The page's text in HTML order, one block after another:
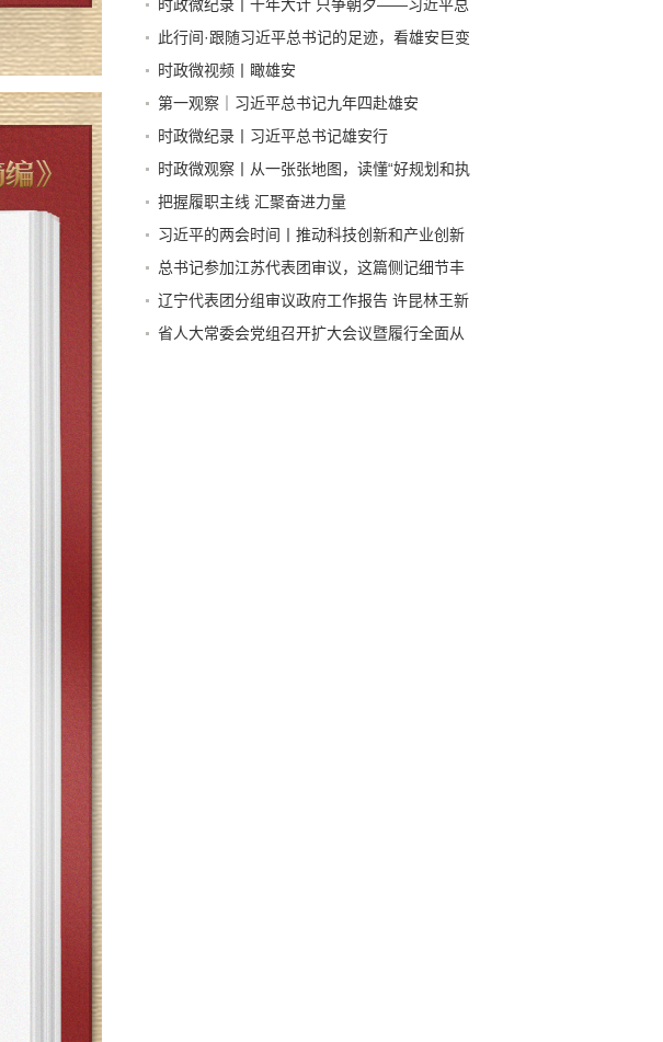
时政微纪录丨千年大计 只争朝夕——习近平总
书记赴河北雄安新区考察纪实
此行间·跟随习近平总书记的足迹，看雄安巨变
时政微视频丨瞰雄安
第一观察｜习近平总书记九年四赴雄安
时政微纪录丨习近平总书记雄安行
时政微观察丨从一张张地图，读懂“好规划和执
行力”
把握履职主线 汇聚奋进力量
习近平的两会时间丨推动科技创新和产业创新
深度融合
总书记参加江苏代表团审议，这篇侧记细节丰
富
辽宁代表团分组审议政府工作报告 许昆林王新
伟杨晓超郝鹏侯建国参加
省人大常委会党组召开扩大会议暨履行全面从